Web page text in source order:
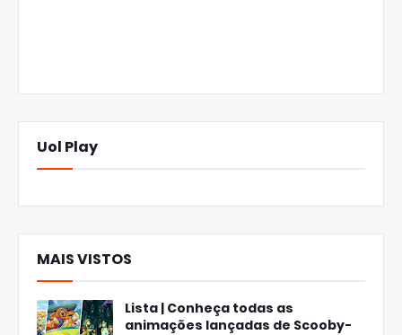
Uol Play
MAIS VISTOS
Lista | Conheça todas as
animações lançadas de Scooby-